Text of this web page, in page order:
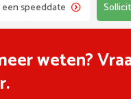
een speeddate
weten?